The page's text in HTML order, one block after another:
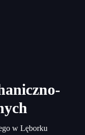
w Lęborku